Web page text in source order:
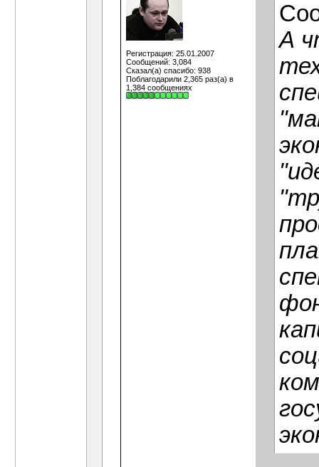
Регистрация: 25.01.2007
Сообщений: 3,084
Сказал(а) спасибо: 938
Поблагодарили 2,365 раз(а) в
1,384 сообщениях
А